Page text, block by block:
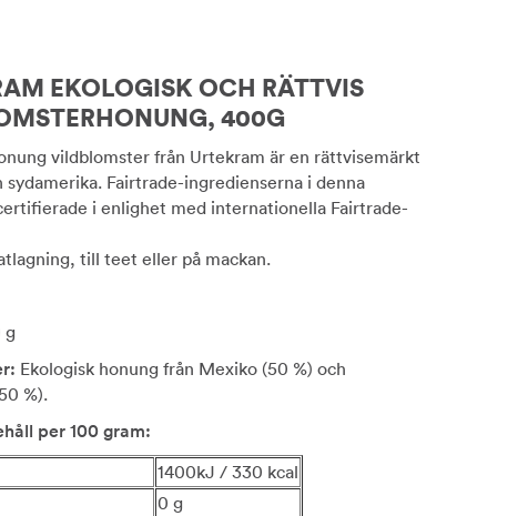
EKOLOGISK OCH RÄTTVIS
400G
vildblomster från Urtekram är en rättvisemärkt
sydamerika. Fairtrade-ingredienserna i denna
i enlighet med internationella Fairtrade-
till teet eller på mackan.
g
Ekologisk honung från Mexiko (50 %) och
%).
per 100 gram:
1400kJ / 330 kcal
0 g